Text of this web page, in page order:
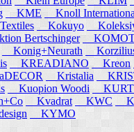
KME
Knoll
Kokuyo
Bertschinger
Konig+Neurath
KREADIANO Kreon
Kristalia
Kuopion Woodi
Kvadrat KWC
KYMO